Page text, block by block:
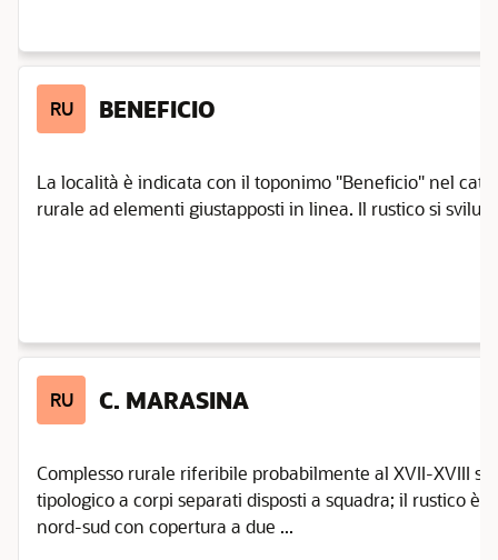
RU BENEFICIO
La località è indicata con il toponimo "Beneficio" nel
rurale ad elementi giustapposti in linea. Il rustico si
RU C. MARASINA
Complesso rurale riferibile probabilmente al XVII-XVIII
tipologico a corpi separati disposti a squadra; il rustico è
nord-sud con copertura a due ...